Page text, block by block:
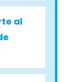
al